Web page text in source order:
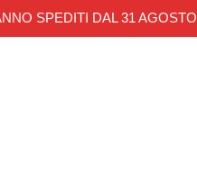
SPEDITI DAL 31 AGOSTO